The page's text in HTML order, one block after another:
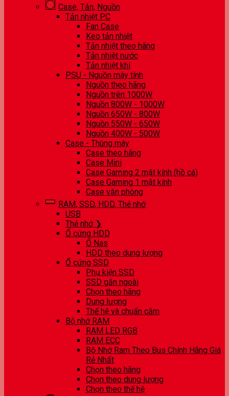
Case, Tản, Nguồn
Tản nhiệt PC
Fan Case
Keo tản nhiệt
Tản nhiệt theo hãng
Tản nhiệt nước
Tản nhiệt khí
PSU - Nguồn máy tính
Nguồn theo hãng
Nguồn trên 1000W
Nguồn 800W - 1000W
Nguồn 650W - 800W
Nguồn 550W - 650W
Nguồn 400W - 500W
Case - Thùng máy
Case theo hãng
Case Mini
Case Gaming 2 mặt kính (hồ cá)
Case Gaming 1 mặt kính
Case văn phòng
RAM, SSD, HDD, Thẻ nhớ
USB
Thẻ nhớ ❯
Ổ cứng HDD
Ổ Nas
HDD theo dung lượng
Ổ cứng SSD
Phụ kiện SSD
SSD gắn ngoài
Chọn theo hãng
Dung lượng
Thế hệ và chuẩn cắm
Bộ nhớ RAM
RAM LED RGB
RAM ECC
Bộ Nhớ Ram Theo Bus Chính Hãng Giá
Rẻ Nhất
Chọn theo hãng
Chọn theo dung lượng
Chọn theo thế hệ